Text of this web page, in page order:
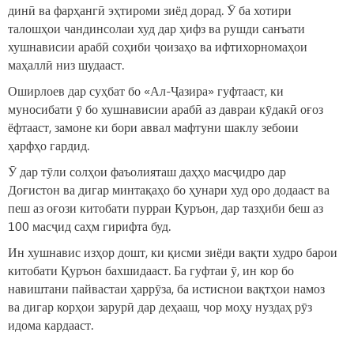
динӣ ва фарҳангӣ эҳтироми зиёд дорад. Ӯ ба хотири
талошҳои чандинсолаи худ дар ҳифз ва рушди санъати
хушнависии арабӣ соҳиби ҷоизаҳо ва ифтихорномаҳои
маҳаллӣ низ шудааст.
Оширлоев дар суҳбат бо «Ал-Ҷазира» гуфтааст, ки
муносибати ӯ бо хушнависии арабӣ аз давраи кӯдакӣ оғоз
ёфтааст, замоне ки бори аввал мафтуни шаклу зебоии
ҳарфҳо гардид.
Ӯ дар тӯли солҳои фаъолияташ даҳҳо масҷидро дар
Доғистон ва дигар минтақаҳо бо ҳунари худ оро додааст ва
пеш аз оғози китобати пурраи Қуръон, дар тазҳиби беш аз
100 масҷид саҳм гирифта буд.
Ин хушнавис изҳор дошт, ки қисми зиёди вақти худро барои
китобати Қуръон бахшидааст. Ба гуфтаи ӯ, ин кор бо
навиштани пайвастаи ҳаррӯза, ба истиснои вақтҳои намоз
ва дигар корҳои зарурӣ дар деҳааш, чор моҳу нуздаҳ рӯз
идома кардааст.